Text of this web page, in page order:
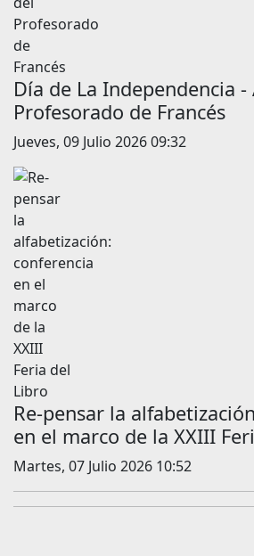
Día de La Independencia
Profesorado de Francés
Jueves, 09 Julio 2026 09:32
Re-pensar la
en el marco de la XXIII
Martes, 07 Julio 2026 10:52